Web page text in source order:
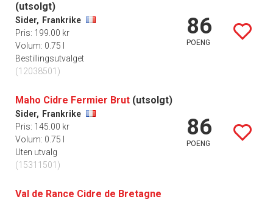
(utsolgt)
Sider, Frankrike
Pris: 199.00 kr
Volum: 0.75 l
Bestillingsutvalget
(12038501)
86
POENG
Maho Cidre Fermier Brut (utsolgt)
Sider, Frankrike
Pris: 145.00 kr
Volum: 0.75 l
Uten utvalg
(15311501)
86
POENG
Val de Rance Cidre de Bretagne